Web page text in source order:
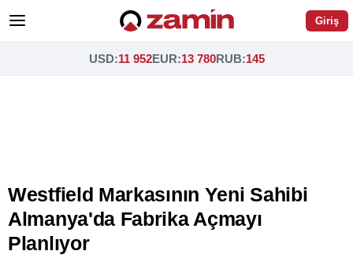
Giriş
USD:11 952EUR:13 780RUB:145
Westfield Markasının Yeni Sahibi
Almanya'da Fabrika Açmayı
Planlıyor